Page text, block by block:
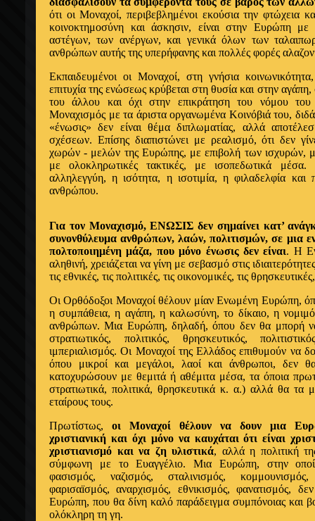
ότι οι Μοναχοί, περιβεβλημένοι εκούσια την φτώχεια
κοινοκτημοσύνη και άσκησιν, είναι στην Ευρώπη
αστέγων, των ανέργων, και γενικά όλων των
ανθρώπων αυτής της υπερήφανης και πολλές φορές
Εκπαιδευμένοι οι Μοναχοί, στη γνήσια
επιτυχία της ενώσεως κρύβεται στη θυσία και στην
του άλλου και όχι στην επικράτηση του νόμου
Μοναχισμός με τα άριστα οργανωμένα Κοινόβιά του,
«ένωσις» δεν είναι θέμα διπλωματίας, αλλά
σχέσεων. Επίσης διαπιστώνει με ρεαλισμό, ότι δεν
χωρών - μελών της Ευρώπης, με επιβολή των ισχυρών,
με ολοκληρωτικές τακτικές, με ισοπεδωτικά
αλληλεγγύη, η ισότητα, η ισοτιμία, η φιλαδελφία
ανθρώπου.
Για τον Μοναχισμό, ΕΝΩΣΙΣ δεν σημαίνει κατ’
συνονθύλευμα ανθρώπων, λαών, πολιτισμών, σε μια
πολτοποιημένη μάζα, που μόνο ένωσις δεν είναι. Η
αληθινή, χρειάζεται να γίνη με σεβασμό στις
τις εθνικές, τις πολιτικές, τις οικονομικές, τις
Οι Ορθόδοξοι Μοναχοί θέλουν μίαν Ενωμένη Ευρώπη,
η συμπάθεια, η αγάπη, η καλωσύνη, το δίκαιο, η
ανθρώπων. Μια Ευρώπη, δηλαδή, όπου δεν θα μπορή να
στρατιωτικός, πολιτικός, θρησκευτικός,
ιμπεριαλισμός. Οι Μοναχοί της Ελλάδος επιθυμούν να
όπου μικροί και μεγάλοι, λαοί και άνθρωποι, δεν
κατοχυρώσουν με θεμιτά ή αθέμιτα μέσα, τα όποια
στρατιωτικά, πολιτικά, θρησκευτικά κ. α.) αλλά θα τα
εταίρους τους.
Πρωτίστως, οι Μοναχοί θέλουν να δουν μια
χριστιανική και όχι μόνο να καυχάται ότι είναι
χριστιανισμό και να ζη υλιστικά, αλλά η πολιτική
σύμφωνη με το Ευαγγέλιο. Μια Ευρώπη, στην
φασισμός, ναζισμός, σταλινισμός,
φαρισαïσμός, αναρχισμός, εθνικισμός, φανατισμός,
Ευρώπη, που θα δίνη καλό παράδειγμα συμπόνοιας και
ολόκληρη τη γη.